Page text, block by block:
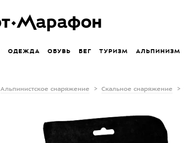
ОДЕЖДА ОБУВЬ БЕГ ТУРИЗМ АЛЬПИНИЗМ
Альпинистское снаряжение Скальное снаряжение